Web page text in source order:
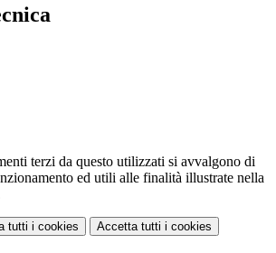
terzi da questo utilizzati si avvalgono di
ed utili alle finalità illustrate nella
tutti i cookies Accetta tutti i cookies